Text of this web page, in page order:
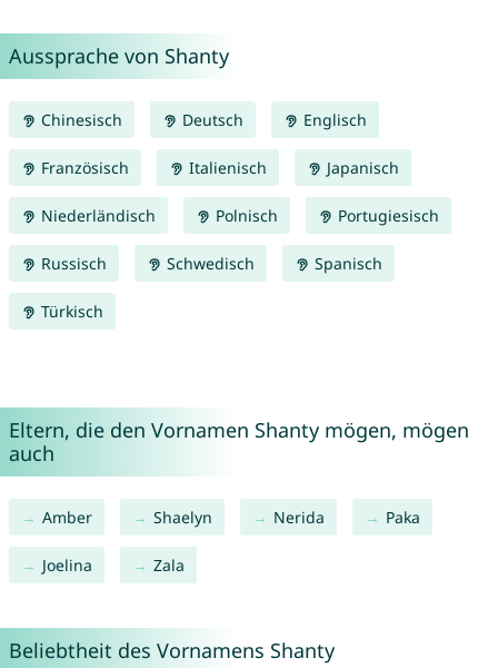
Aussprache von Shanty
Chinesisch Deutsch Englisch
Französisch Italienisch Japanisch
Niederländisch Polnisch Portugiesisch
Russisch Schwedisch Spanisch
Türkisch
Eltern, die den Vornamen Shanty mögen, mögen
auch
Amber Shaelyn Nerida Paka
Joelina Zala
Beliebtheit des Vornamens Shanty